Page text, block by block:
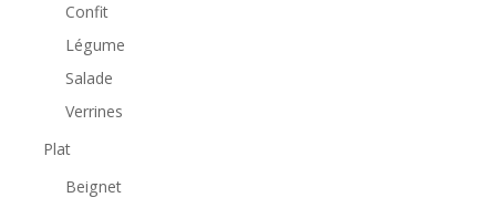
Confit
Légume
Salade
Verrines
Plat
Beignet